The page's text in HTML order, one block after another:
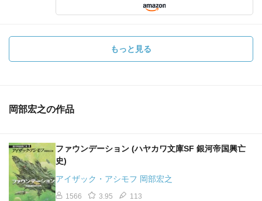
もっと見る
岡部宏之の作品
ファウンデーション (ハヤカワ文庫SF 銀河帝国興亡
史)
アイザック・アシモフ 岡部宏之
1566 3.95 113